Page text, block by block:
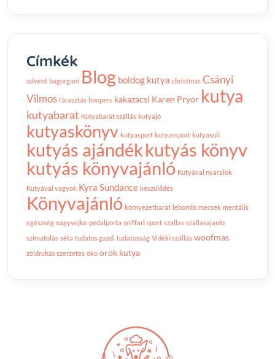
Címkék
advent bagorgani Blog boldog kutya christmas Csányi
Vilmos fárasztás hoopers kakazacsi Karen Pryor kutya
kutyabarat Kutyabarát szállás kutyajó
kutyaskönyv kutyasport kutyassport kutyasuli
kutyás ajándékkutyás könyv
kutyás könyvajánló Kutyával nyaralok
Kutyával vagyok Kyra Sundance készülődés
Könyvajánló környezetbarát lebomló mecsek mentális
egészség nagyvejke pedalporta sniffari sport szallas szallasajanlo
szimatolás séta tudatos gazdi tudatosság Vidéki szállás woofmas
zöldruhás szerzetes öko örök kutya